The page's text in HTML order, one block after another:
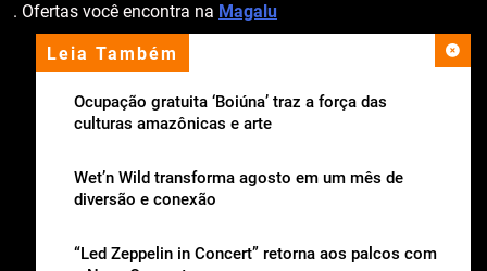
Leia Também
Ocupação gratuita ‘Boiúna’ traz a força das
culturas amazônicas e arte
Wet’n Wild transforma agosto em um mês de
diversão e conexão
“Led Zeppelin in Concert” retorna aos palcos com
. Ofertas você encontra na Magalu
apoio institucional